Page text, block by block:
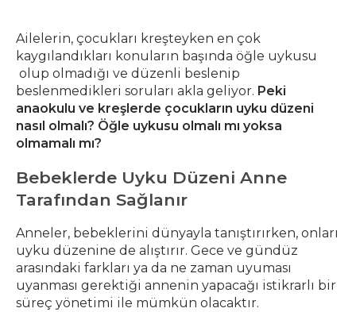
Ailelerin, çocukları kreşteyken en çok
kaygılandıkları konuların başında öğle uykusu
olup olmadığı ve düzenli beslenip
beslenmedikleri soruları akla geliyor. Peki
anaokulu ve kreşlerde çocukların uyku düzeni
nasıl olmalı? Öğle uykusu olmalı mı yoksa
olmamalı mı?
Bebeklerde Uyku Düzeni Anne
Tarafından Sağlanır
Anneler, bebeklerini dünyayla tanıştırırken, onları
uyku düzenine de alıştırır. Gece ve gündüz
arasındaki farkları ya da ne zaman uyuması
uyanması gerektiği annenin yapacağı istikrarlı bir
süreç yönetimi ile mümkün olacaktır.